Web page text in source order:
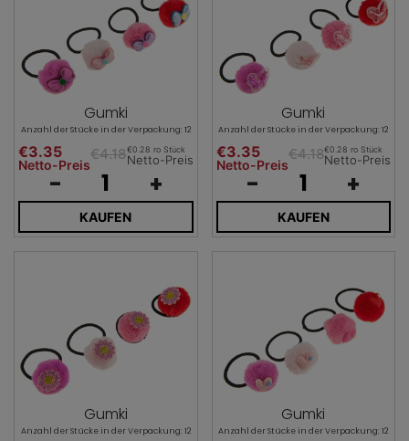
Gumki
Anzahl der Stücke in der Verpackung: 12
€3.35
Netto-Preis
€4.18€0.28 ro Stück
Netto-Preis
- +
KAUFEN
Gumki
Anzahl der Stücke in der Verpackung: 12
€3.35
Netto-Preis
€4.18€0.28 ro Stück
Netto-Preis
- +
KAUFEN
Gumki
Anzahl der Stücke in der Verpackung: 12
Gumki
Anzahl der Stücke in der Verpackung: 12